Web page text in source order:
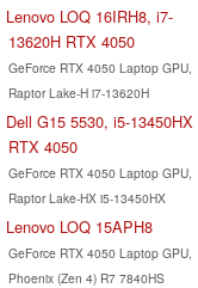
Lenovo LOQ 16IRH8, i7-
13620H RTX 4050
GeForce RTX 4050 Laptop GPU,
Raptor Lake-H i7-13620H
Dell G15 5530, i5-13450HX
RTX 4050
GeForce RTX 4050 Laptop GPU,
Raptor Lake-HX i5-13450HX
Lenovo LOQ 15APH8
GeForce RTX 4050 Laptop GPU,
Phoenix (Zen 4) R7 7840HS